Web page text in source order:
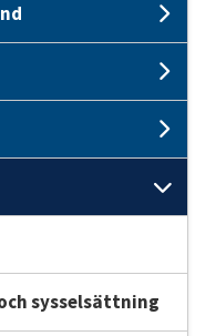
sysselsättning